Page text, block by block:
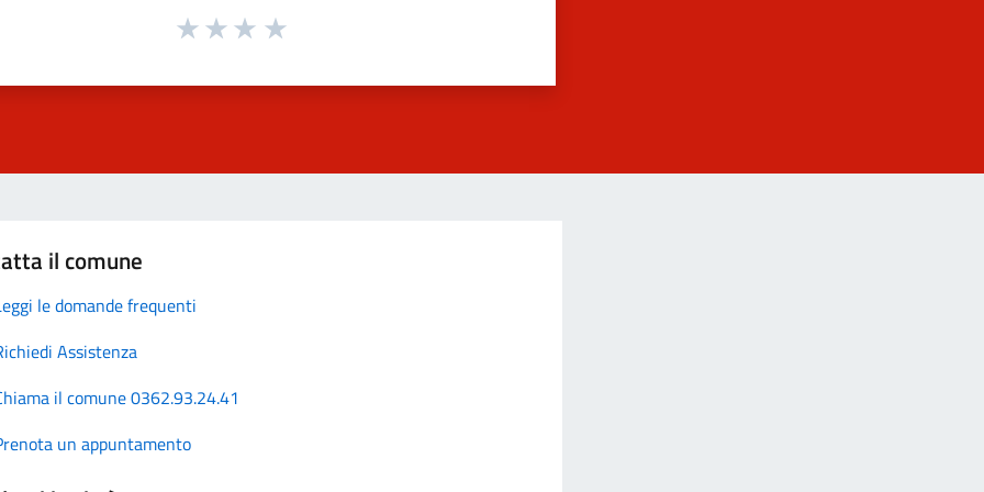
il comune
le domande frequenti
Assistenza
il comune 0362.93.24.41
un appuntamento